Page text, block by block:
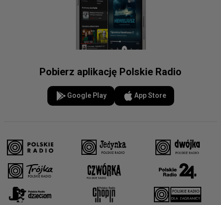
Pobierz aplikację Polskie Radio
Google Play App Store